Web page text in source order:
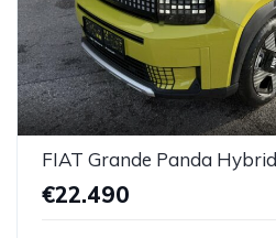
€22.490